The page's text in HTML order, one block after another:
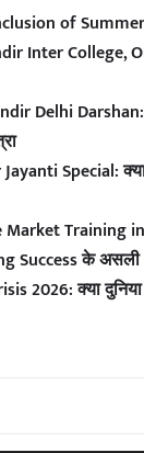
of
Inter College,
Delhi Darshan:
Special:
Market Training
Success के
2026: क्या